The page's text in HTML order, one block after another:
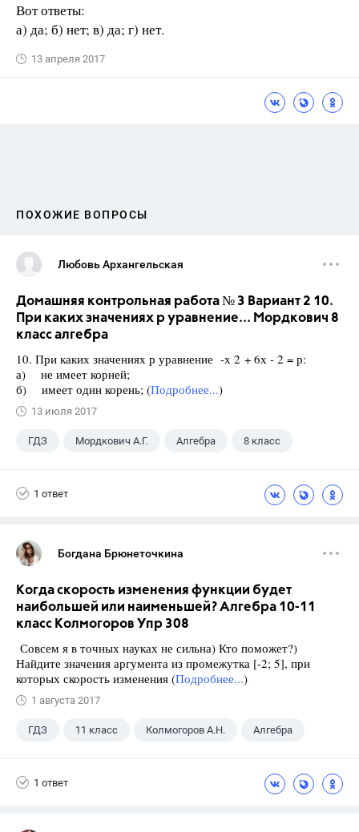
Вот ответы:
а) да; б) нет; в) да; г) нет.
13 апреля 2017
ПОХОЖИЕ ВОПРОСЫ
Любовь Архангельская
Домашняя контрольная работа № 3 Вариант 2 10.
При каких значениях р уравнение... Мордкович 8
класс алгебра
10. При каких значениях р уравнение -х 2 + 6х - 2 = р:
а) не имеет корней;
б) имеет один корень; (Подробнее...)
13 июля 2017
ГДЗ Мордкович А.Г. Алгебра 8 класс
1 ответ
Богдана Брюнеточкина
Когда скорость изменения функции будет
наибольшей или наименьшей? Алгебра 10-11
класс Колмогоров Упр 308
Совсем я в точных науках не сильна) Кто поможет?)
Найдите значения аргумента из промежутка [-2; 5], при
которых скорость изменения (Подробнее...)
1 августа 2017
ГДЗ 11 класс Колмогоров А.Н. Алгебра
1 ответ